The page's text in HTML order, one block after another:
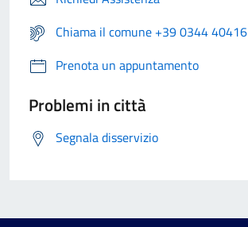
Chiama il comune +39 0344 40416
Prenota un appuntamento
Problemi in città
Segnala disservizio